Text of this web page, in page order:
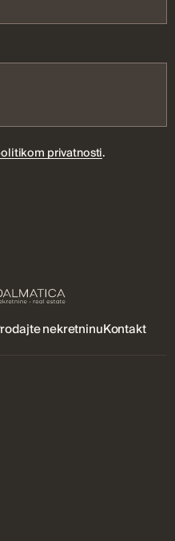
privatnosti.
nekretninuKontakt